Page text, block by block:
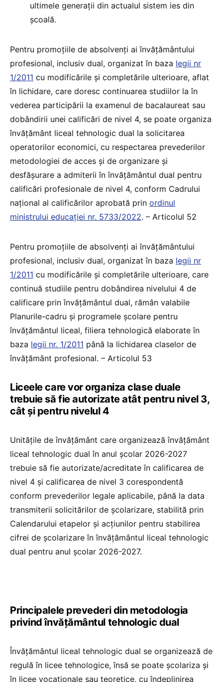
ultimele generații din actualul sistem ies din
școală.
Pentru promoțiile de absolvenți ai învățământului
profesional, inclusiv dual, organizat în baza legii nr
1/2011 cu modificările și completările ulterioare, aflat
în lichidare, care doresc continuarea studiilor la în
vederea participării la examenul de bacalaureat sau
dobândirii unei calificări de nivel 4, se poate organiza
învățământ liceal tehnologic dual la solicitarea
operatorilor economici, cu respectarea prevederilor
metodologiei de acces și de organizare și
desfășurare a admiterii în învățământul dual pentru
calificări profesionale de nivel 4, conform Cadrului
național al calificărilor aprobată prin ordinul
ministrului educației nr. 5733/2022. – Articolul 52
Pentru promoțiile de absolvenți ai învățământului
profesional, inclusiv dual, organizat în baza legii nr
1/2011 cu modificările și completările ulterioare, care
continuă studiile pentru dobândirea nivelului 4 de
calificare prin învățământul dual, rămân valabile
Planurile-cadru și programele școlare pentru
învățământul liceal, filiera tehnologică elaborate în
baza legii nr. 1/2011 până la lichidarea claselor de
învățământ profesional. – Articolul 53
Liceele care vor organiza clase duale
trebuie să fie autorizate atât pentru nivel 3,
cât și pentru nivelul 4
Unitățile de învățământ care organizează învățământ
liceal tehnologic dual în anul școlar 2026-2027
trebuie să fie autorizate/acreditate în calificarea de
nivel 4 și calificarea de nivel 3 corespondentă
conform prevederilor legale aplicabile, până la data
transmiterii solicitărilor de școlarizare, stabilită prin
Calendarului etapelor și acțiunilor pentru stabilirea
cifrei de școlarizare în învățământul liceal tehnologic
dual pentru anul școlar 2026-2027.
Principalele prevederi din metodologia
privind învățământul tehnologic dual
Învățământul liceal tehnologic dual se organizează de
regulă în licee tehnologice, însă se poate școlariza și
în licee vocaționale sau teoretice, cu îndeplinirea